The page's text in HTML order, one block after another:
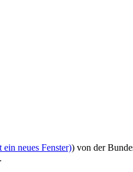
neues Fenster)) von der